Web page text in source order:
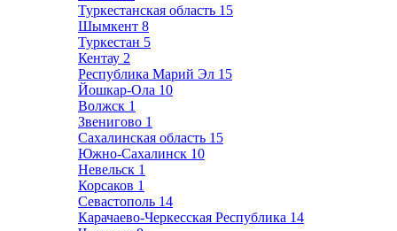
Туркестанская область 15
Шымкент 8
Туркестан 5
Кентау 2
Республика Марий Эл 15
Йошкар-Ола 10
Волжск 1
Звенигово 1
Сахалинская область 15
Южно-Сахалинск 10
Невельск 1
Корсаков 1
Севастополь 14
Карачаево-Черкесская Республика 14